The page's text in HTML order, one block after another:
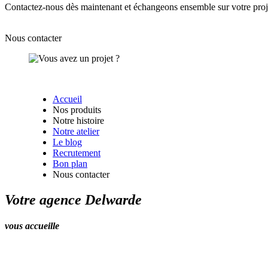
Contactez-nous dès maintenant et échangeons ensemble sur votre
Nous contacter
Accueil
Nos produits
Notre histoire
Notre atelier
Le blog
Recrutement
Bon plan
Nous contacter
Votre agence Delwarde
vous accueille